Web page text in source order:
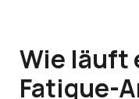
Wie läuft
Fatigue-